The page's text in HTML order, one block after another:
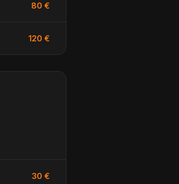
80 €
120 €
30 €